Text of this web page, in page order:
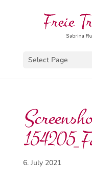
Select Page
6. July 2021